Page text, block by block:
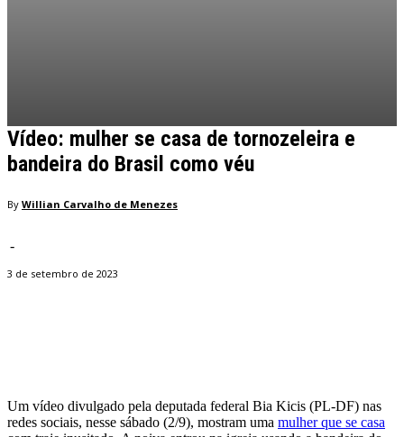
Vídeo: mulher se casa de tornozeleira e
bandeira do Brasil como véu
By Willian Carvalho de Menezes
-
3 de setembro de 2023
Um vídeo divulgado pela deputada federal Bia Kicis (PL-DF) nas
redes sociais, nesse sábado (2/9), mostram uma mulher que se casa